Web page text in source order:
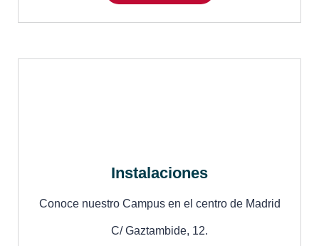
Instalaciones
Conoce nuestro Campus en el centro de Madrid
C/ Gaztambide, 12.